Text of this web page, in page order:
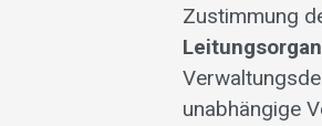
Zustimmung
unabhängige